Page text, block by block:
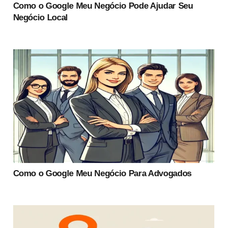
Como o Google Meu Negócio Pode Ajudar Seu
Negócio Local
Como o Google Meu Negócio Para Advogados